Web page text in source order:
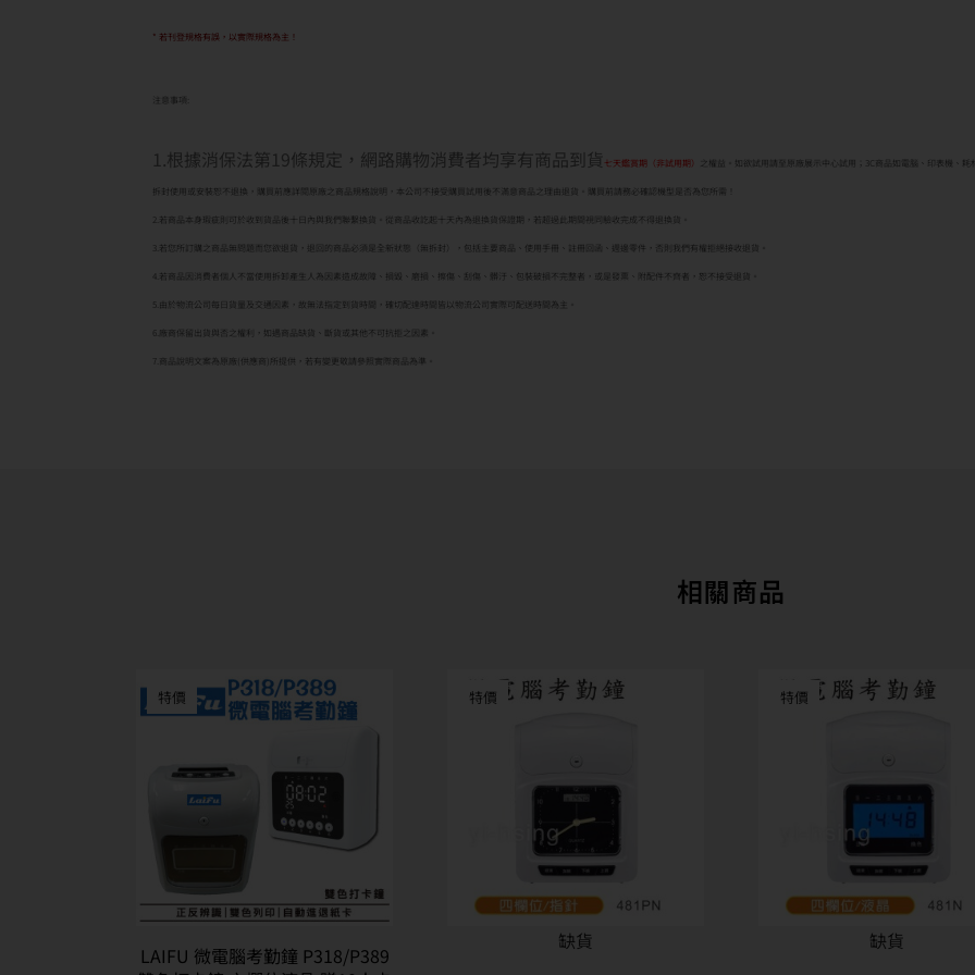
* 若刊登規格有誤，以實際規格為主！
注意事項:
1.根據消保法第19條規定，網路購物消費者均享有商品到貨 七天鑑賞期（非試用期） 之權益。如欲試用請至原廠展示中心試用；3C商品如電腦、印表機、
拆封使用或安裝恕不退換，購買前應詳閱原廠之商品規格說明，本公司不接受購買試用後不滿意商品之理由退貨。購買前請務必確認機型是否為您所需！
2.若商品本身瑕疵則可於收到貨品後十日內與我們聯繫換貨。從商品收訖起十天內為退換貨保證期，若超過此期間視同驗收完成不得退換貨。
3.若您所訂購之商品無問題而您欲退貨，退回的商品必須是全新狀態（無拆封），包括主要商品、使用手冊、註冊回函、週邊零件，否則我們有權拒絕接收退貨。
4.若商品因消費者個人不當使用拆卸產生人為因素造成故障、損毀、磨損、擦傷、刮傷、髒汙、包裝破損不完整者，或是發票、附配件不齊者，恕不接受退貨。
5.由於物流公司每日貨量及交通因素，故無法指定到貨時間，確切配達時間皆以物流公司實際可配送時間為主。
6.廠商保留出貨與否之權利，如遇商品缺貨、斷貨或其他不可抗拒之因素。
7.商品說明文案為原廠(供應商)所提供，若有變更敬請參照實際商品為準。
相關商品
特價
LAIFU 微電腦考勤鐘 P318/P389
特價
缺貨
特價
缺貨